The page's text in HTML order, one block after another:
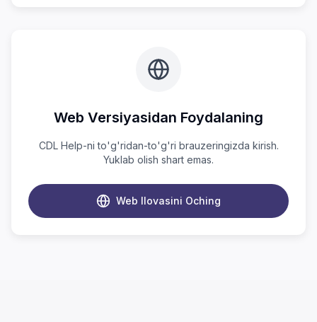
Web Versiyasidan Foydalaning
CDL Help-ni to'g'ridan-to'g'ri brauzeringizda kirish.
Yuklab olish shart emas.
Web Ilovasini Oching